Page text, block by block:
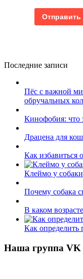
Последние записи
Пёс с важной
обручальных
Кинофобия: что
Драцена для
Как избавиться
Клеймо у
Почему собака
В каком
Как определить
Наша группа VK